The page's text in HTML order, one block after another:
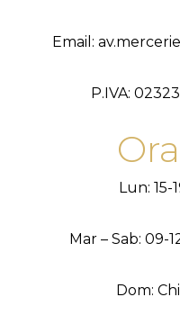
Email:
P.IVA:
Lun: 15-
Mar – Sab: 09-
Dom: